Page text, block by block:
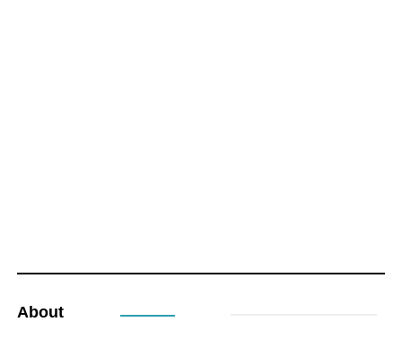
About